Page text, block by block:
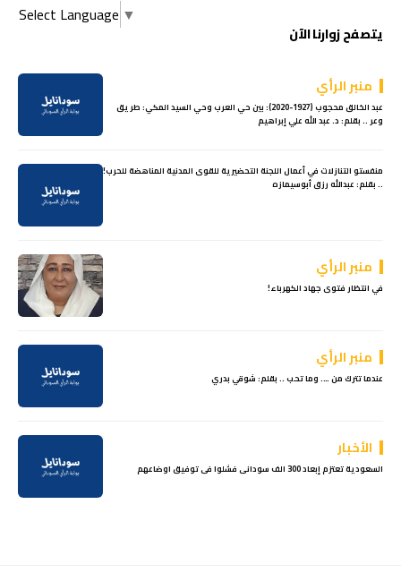
Select Language ▼
يتصفح زوارنا الآن
منبر الرأي
عبد الخالق محجوب (1927-2020): بين حي العرب وحي السيد المكي: طريق
وعر .. بقلم: د. عبد الله علي إبراهيم
منفستو التنازلات في أعمال اللجنة التحضيرية للقوى المدنية المناهضة للحرب!
.. بقلم: عبدالله رزق أبوسيمازه
منبر الرأي
في انتظار فتوى جهاد الكهرباء!
منبر الرأي
عندما تترك من …. وما تحب .. بقلم: شوقي بدري
الأخبار
السعودية تعتزم إبعاد 300 الف سودانى فشلوا فى توفيق اوضاعهم